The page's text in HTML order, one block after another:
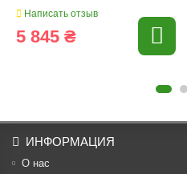
Написать отзыв
5 845 ₴
ИНФОРМАЦИЯ
О нас